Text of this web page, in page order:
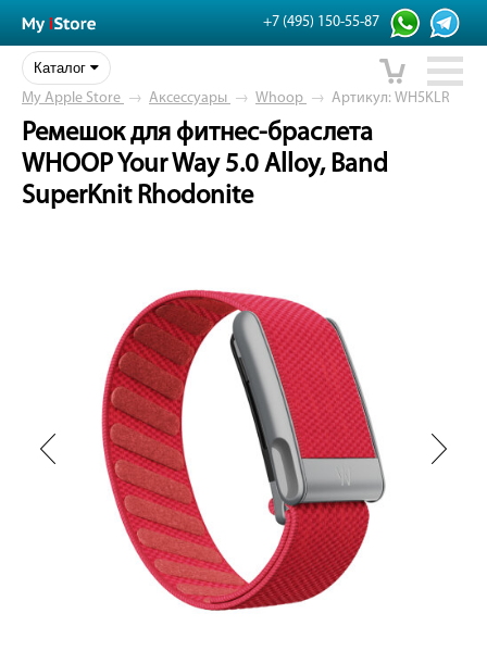
+7 (495) 150-55-87
Каталог
My Apple Store → Аксессуары → Whoop → Артикул: WH5KLR
Ремешок для фитнес-браслета
WHOOP Your Way 5.0 Alloy, Band
SuperKnit Rhodonite